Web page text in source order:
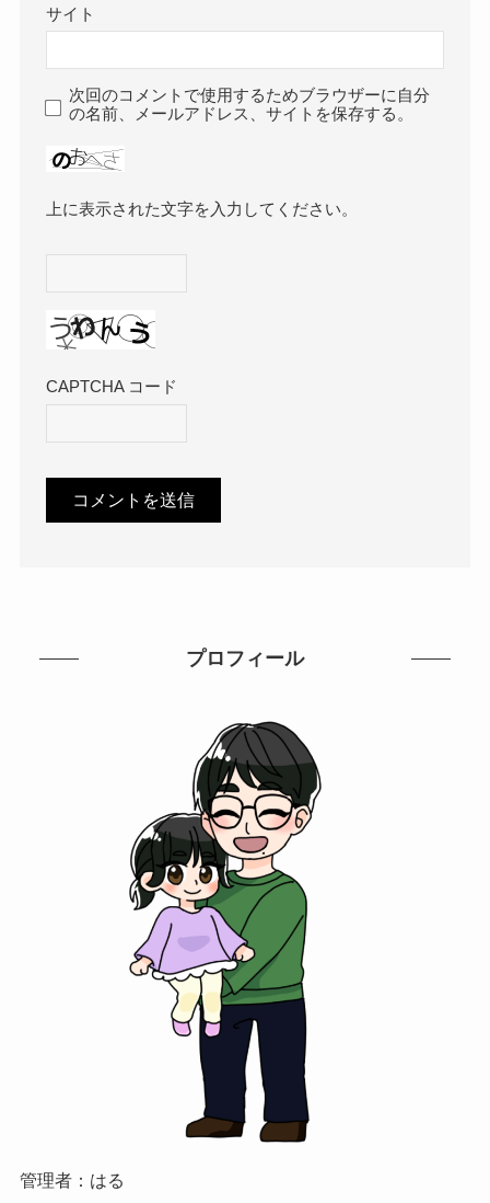
サイト
次回のコメントで使用するためブラウザーに自分
の名前、メールアドレス、サイトを保存する。
上に表示された文字を入力してください。
CAPTCHA コード
プロフィール
管理者：はる